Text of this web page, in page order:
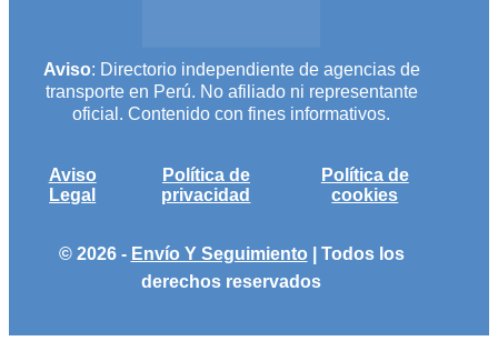
Aviso: Directorio independiente de agencias de
transporte en Perú. No afiliado ni representante
oficial. Contenido con fines informativos.
Aviso
Legal
Política de
privacidad
Política de
cookies
© 2026 - Envío Y Seguimiento | Todos los
derechos reservados